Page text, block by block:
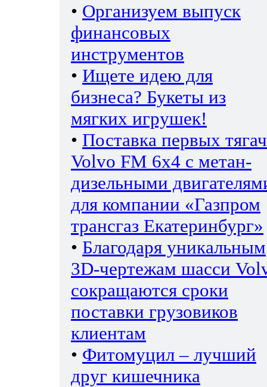
• Организуем выпуск
финансовых
инструментов
• Ищете идею для
бизнеса? Букеты из
мягких игрушек!
• Поставка первых
Volvo FM 6х4 с метан-
дизельными
для компании «Газпром
трансгаз Екатеринбург»
• Благодаря уникальным
3D-чертежам шасси
сокращаются сроки
поставки грузовиков
клиентам
• Фитомуцил – лучший
друг кишечника